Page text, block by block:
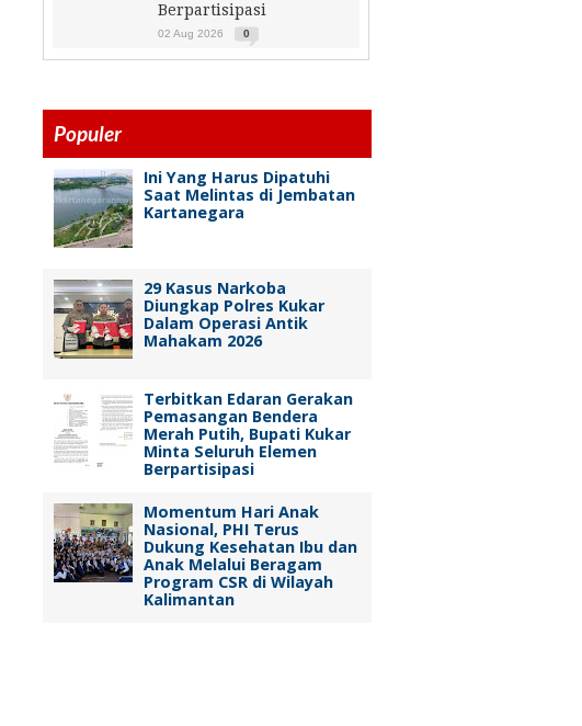
Berpartisipasi
02 Aug 2026 0
Populer
Ini Yang Harus Dipatuhi
Saat Melintas di Jembatan
Kartanegara
29 Kasus Narkoba
Diungkap Polres Kukar
Dalam Operasi Antik
Mahakam 2026
Terbitkan Edaran Gerakan
Pemasangan Bendera
Merah Putih, Bupati Kukar
Minta Seluruh Elemen
Berpartisipasi
Momentum Hari Anak
Nasional, PHI Terus
Dukung Kesehatan Ibu dan
Anak Melalui Beragam
Program CSR di Wilayah
Kalimantan